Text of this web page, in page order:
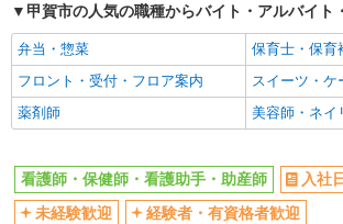
昇給あり
完全週休2日制
フルタイム歓迎
禁煙・分煙
駅直結・駅チカ
車通勤OK
バイク通勤OK
自転車通勤OK
社会保険あり
産休・育休取
退職金・財形貯蓄制度あり
各種手当（家
甲賀市の人気の職種からバイト・アルバイト
弁当・惣菜
保育士・保育
フロント・受付・フロア案内
スイーツ・ケ
薬剤師
美容師・ネイ
看護師・保健師・看護助手・助産師
入社
未経験歓迎
経験者・有資格者歓迎